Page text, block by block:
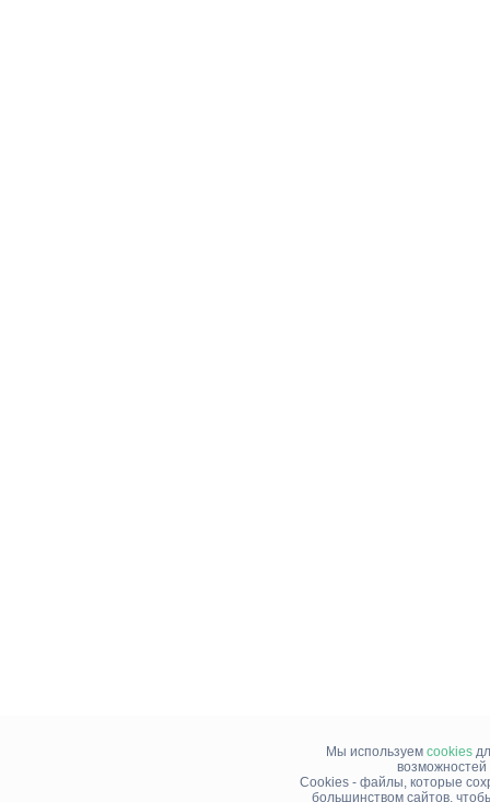
Мы используем cookies
Cookies - файлы, которые
большинством сайтов,